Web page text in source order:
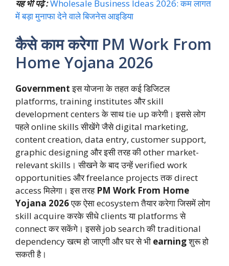
यह भी पढ़े :Wholesale Business Ideas 2026: कम लागत
में बड़ा मुनाफा देने वाले बिजनेस आइडिया
कैसे काम करेगा PM Work From
Home Yojana 2026
Governmentइस योजना के तहत कई डिजिटल
platforms, training institutes और skill
development centers के साथ tie up करेगी। इससे लोग
पहले online skills सीखेंगे जैसे digital marketing,
content creation, data entry, customer support,
graphic designing और इसी तरह की other market-
relevant skills। सीखने के बाद उन्हें verified work
opportunities और freelance projects तक direct
access मिलेगा। इस तरह PM Work From Home
Yojana 2026एक ऐसा ecosystem तैयार करेगा जिसमें लोग
skill acquire करके सीधे clients या platforms से
connect कर सकेंगे। इससे job search की traditional
dependency खत्म हो जाएगी और घर से भी earningशुरू हो
सकती है।